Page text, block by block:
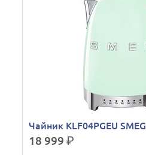
Чайник KLF04PGEU SMEG
18 999р.